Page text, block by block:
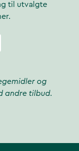
til utvalgte
og
andre tilbud.